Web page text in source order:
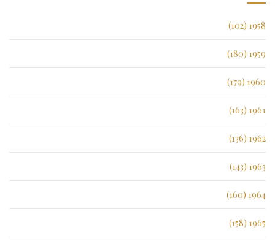
1958 (102)
1959 (180)
1960 (179)
1961 (163)
1962 (136)
1963 (143)
1964 (160)
1965 (158)